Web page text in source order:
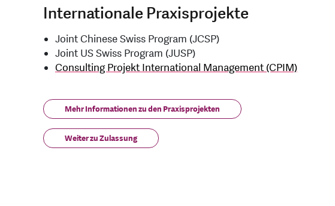
Internationale Praxisprojekte
Joint Chinese Swiss Program (JCSP)
Joint US Swiss Program (JUSP)
Consulting Projekt International Management (CPIM)
Mehr Informationen zu den Praxisprojekten
Weiter zu Zulassung